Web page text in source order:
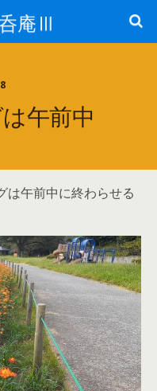
庵Ⅲ
午前中
は午前中に終わらせる